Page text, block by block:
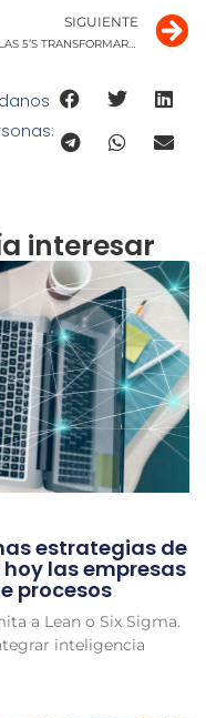
SIGUIENTE
CÓMO LAS 5’S TRANSFORMARON UNA FÁBRICA DE UNIFORMES ESD PARA LA INDUSTRIA ELECTRÓNICA, AUTOMOTRIZ Y FARMACÉUTICA
interesar
estrategias de
las empresas
procesos
a Lean o Six Sigma.
inteligencia